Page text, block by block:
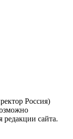
Россия)
редакции сайта.